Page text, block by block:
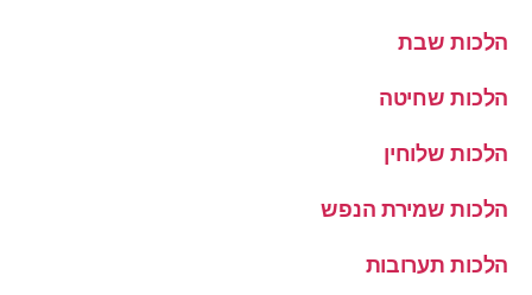
הלכות שבת
הלכות שחיטה
הלכות שלוחין
הלכות שמירת הנפש
הלכות תערובות